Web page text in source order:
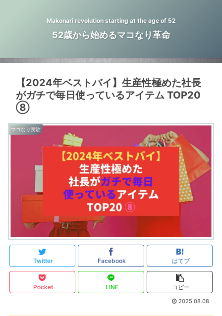
Makonari revolution starting at the age of 52
52歳から始めるマコなり革命
【2024年ベストバイ】生産性極めた社長
がガチで毎日使っているアイテム TOP20
⑧
マコなり実験
Twitter Facebook はてブ
Pocket LINE コピー
2025.08.08